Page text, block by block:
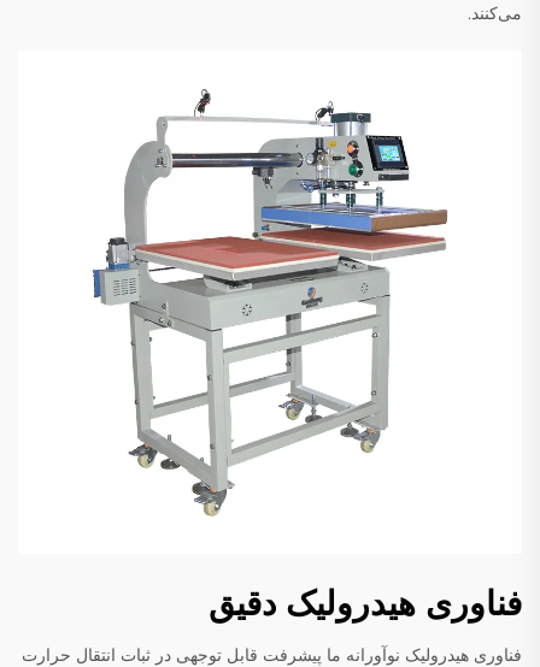
می‌کنند.
فناوری هیدرولیک دقیق
فناوری هیدرولیک نوآورانه ما پیشرفت قابل توجهی در ثبات انتقال حرارت